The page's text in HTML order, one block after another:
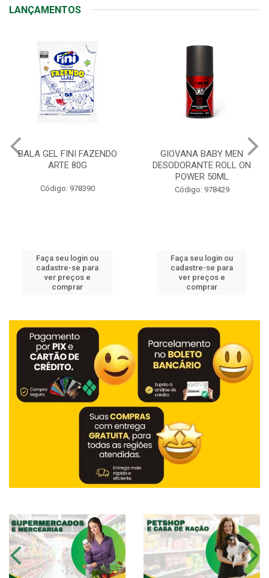
LANÇAMENTOS
BALA GEL FINI FAZENDO
ARTE 80G
Código: 978390
Faça seu login ou
cadastre-se para
ver preços e
comprar
GIOVANA BABY MEN
DESODORANTE ROLL ON
POWER 50ML
Código: 978429
Faça seu login ou
cadastre-se para
ver preços e
comprar